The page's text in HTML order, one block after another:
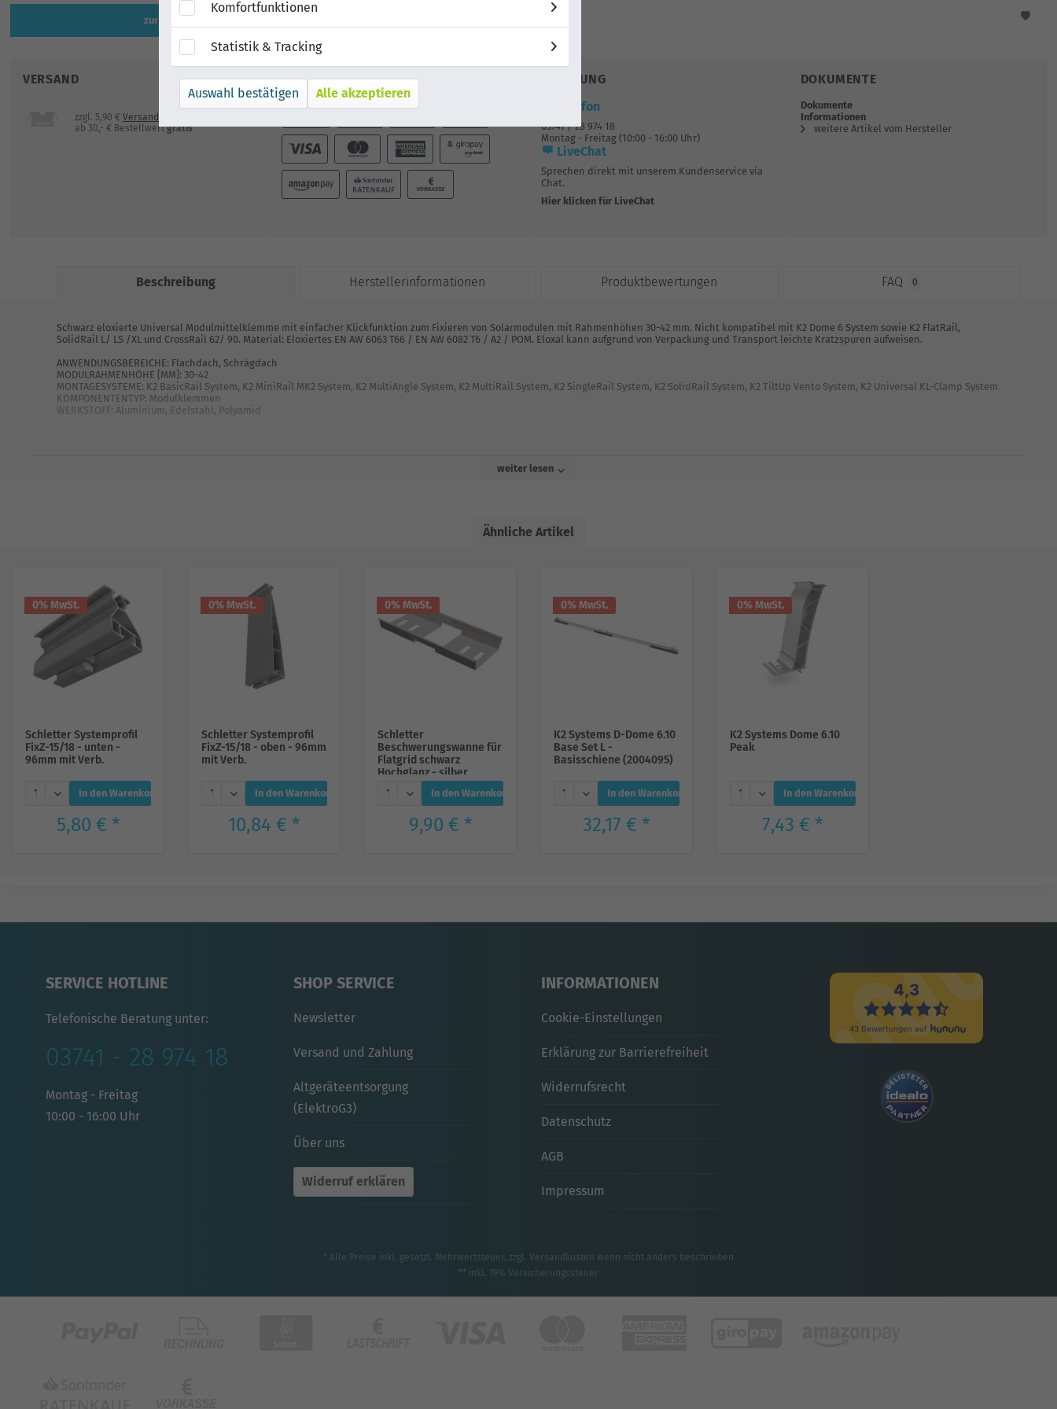
Komfortfunktionen
Statistik & Tracking
Alle akzeptieren
VERSAND
zzgl. 5,90 € Versandkosten
ab 30,- € Bestellwertgratis
ZAHLUNG
BERATUNG
Telefon
03741 / 28 974 18
Montag - Freitag (10:00 - 16:00 Uhr)
LiveChat
Sprechen direkt mit unserem Kundenservice via
Chat.
Hier klicken für LiveChat
DOKUMENTE
Dokumente
Informationen
weitere Artikel vom Hersteller
zur Artikelbeschreibung
Beschreibung Herstellerinformationen Produktbewertungen FAQ 0
Schwarz eloxierte Universal Modulmittelklemme mit einfacher Klickfunktion zum Fixieren von Solarmodulen mit Rahmenhöhen 30-42 mm. Nicht kompatibel mit K2 Dome 6 System sowie K2 FlatRail,
SolidRail L/ LS /XL und CrossRail 62/ 90. Material: Eloxiertes EN AW 6063 T66 / EN AW 6082 T6 / A2 / POM. Eloxal kann aufgrund von Verpackung und Transport leichte Kratzspuren aufweisen.
ANWENDUNGSBEREICHE: Flachdach, Schrägdach
MODULRAHMENHÖHE [MM]: 30-42
MONTAGESYSTEME: K2 BasicRail System, K2 MiniRail MK2 System, K2 MultiAngle System, K2 MultiRail System, K2 SingleRail System, K2 SolidRail System, K2 TiltUp Vento System, K2 Universal KL-Clamp System
KOMPONENTENTYP: Modulklemmen
WERKSTOFF: Aluminium, Edelstahl, Polyamid
weiter lesen
Ähnliche Artikel
0% MwSt.
Schletter Systemprofil
FixZ-15/18 - unten -
96mm mit Verb.
In den Warenkorb
5,80 € *
0% MwSt.
Schletter Systemprofil
FixZ-15/18 - oben - 96mm
mit Verb.
In den Warenkorb
10,84 € *
0% MwSt.
Schletter
Beschwerungswanne für
Flatgrid schwarz
Hochglanz - silber
In den Warenkorb
9,90 € *
0% MwSt.
K2 Systems D-Dome 6.10
Base Set L -
Basisschiene (2004095)
In den Warenkorb
32,17 € *
0% MwSt.
K2 Systems Dome 6.10
Peak
In den Warenkorb
7,43 € *
SERVICE HOTLINE
Telefonische Beratung unter:
03741 - 28 974 18
Montag - Freitag
10:00 - 16:00 Uhr
SHOP SERVICE
Newsletter
Versand und Zahlung
Altgeräteentsorgung
(ElektroG3)
Über uns
Widerruf erklären
INFORMATIONEN
Cookie-Einstellungen
Erklärung zur Barrierefreiheit
Widerrufsrecht
Datenschutz
AGB
Impressum
* Alle Preise inkl. gesetzl. Mehrwertsteuer, zzgl. Versandkosten wenn nicht anders beschrieben
** inkl. 19% Versicherungssteuer